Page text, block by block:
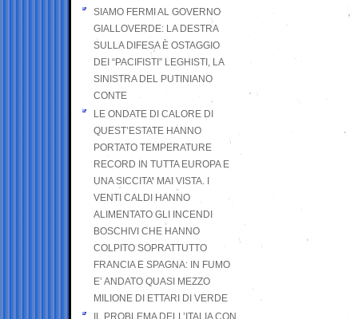
SIAMO FERMI AL GOVERNO
GIALLOVERDE: LA DESTRA
SULLA DIFESA È OSTAGGIO
DEI “PACIFISTI” LEGHISTI, LA
SINISTRA DEL PUTINIANO
CONTE
LE ONDATE DI CALORE DI
QUEST’ESTATE HANNO
PORTATO TEMPERATURE
RECORD IN TUTTA EUROPA E
UNA SICCITA’ MAI VISTA. I
VENTI CALDI HANNO
ALIMENTATO GLI INCENDI
BOSCHIVI CHE HANNO
COLPITO SOPRATTUTTO
FRANCIA E SPAGNA: IN FUMO
E’ ANDATO QUASI MEZZO
MILIONE DI ETTARI DI VERDE
IL PROBLEMA DELL’ITALIA CON